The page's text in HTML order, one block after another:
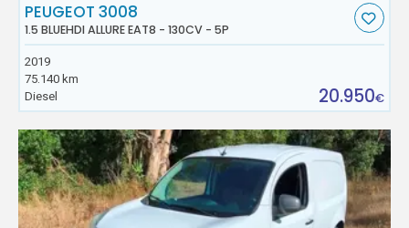
PEUGEOT 3008
1.5 BLUEHDI ALLURE EAT8 - 130CV - 5P
2019
75.140 km
Diesel
20.950€